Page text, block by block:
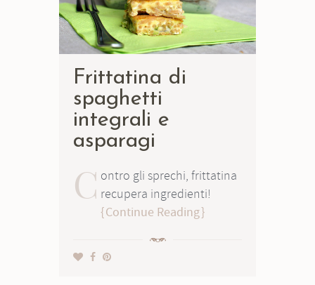
Frittatina di
spaghetti
integrali e
asparagi
C ontro gli sprechi, frittatina
recupera ingredienti!
Continue Reading